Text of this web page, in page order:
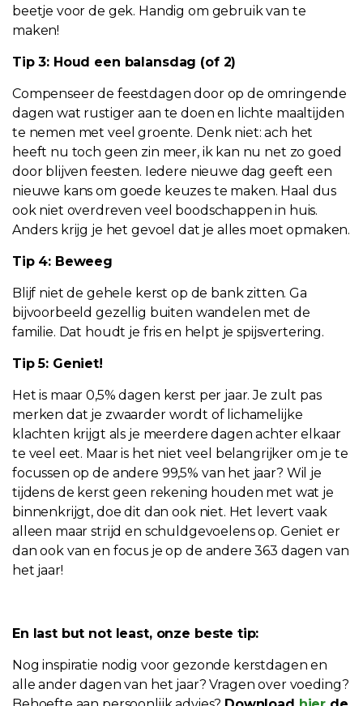
beetje voor de gek. Handig om gebruik van te
maken!
Tip 3: Houd een balansdag (of 2)
Compenseer de feestdagen door op de omringende
dagen wat rustiger aan te doen en lichte maaltijden
te nemen met veel groente. Denk niet: ach het
heeft nu toch geen zin meer, ik kan nu net zo goed
door blijven feesten. Iedere nieuwe dag geeft een
nieuwe kans om goede keuzes te maken. Haal dus
ook niet overdreven veel boodschappen in huis.
Anders krijg je het gevoel dat je alles moet opmaken.
Tip 4: Beweeg
Blijf niet de gehele kerst op de bank zitten. Ga
bijvoorbeeld gezellig buiten wandelen met de
familie. Dat houdt je fris en helpt je spijsvertering.
Tip 5: Geniet!
Het is maar 0,5% dagen kerst per jaar. Je zult pas
merken dat je zwaarder wordt of lichamelijke
klachten krijgt als je meerdere dagen achter elkaar
te veel eet. Maar is het niet veel belangrijker om je te
focussen op de andere 99,5% van het jaar? Wil je
tijdens de kerst geen rekening houden met wat je
binnenkrijgt, doe dit dan ook niet. Het levert vaak
alleen maar strijd en schuldgevoelens op. Geniet er
dan ook van en focus je op de andere 363 dagen van
het jaar!
En last but not least, onze beste tip:
Nog inspiratie nodig voor gezonde kerstdagen en
alle ander dagen van het jaar? Vragen over voeding?